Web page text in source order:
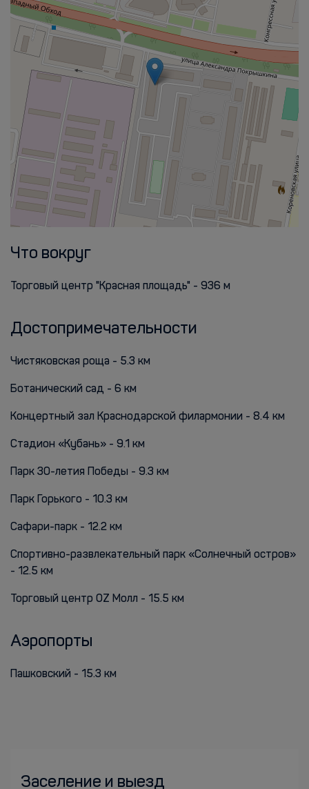
Что вокруг
Торговый центр "Красная площадь" - 936 м
Достопримечательности
Чистяковская роща - 5.3 км
Ботанический сад - 6 км
Концертный зал Краснодарской филармонии - 8.4 км
Стадион «Кубань» - 9.1 км
Парк 30-летия Победы - 9.3 км
Парк Горького - 10.3 км
Сафари-парк - 12.2 км
Спортивно-развлекательный парк «Солнечный остров»
- 12.5 км
Торговый центр OZ Молл - 15.5 км
Аэропорты
Пашковский - 15.3 км
Заселение и выезд